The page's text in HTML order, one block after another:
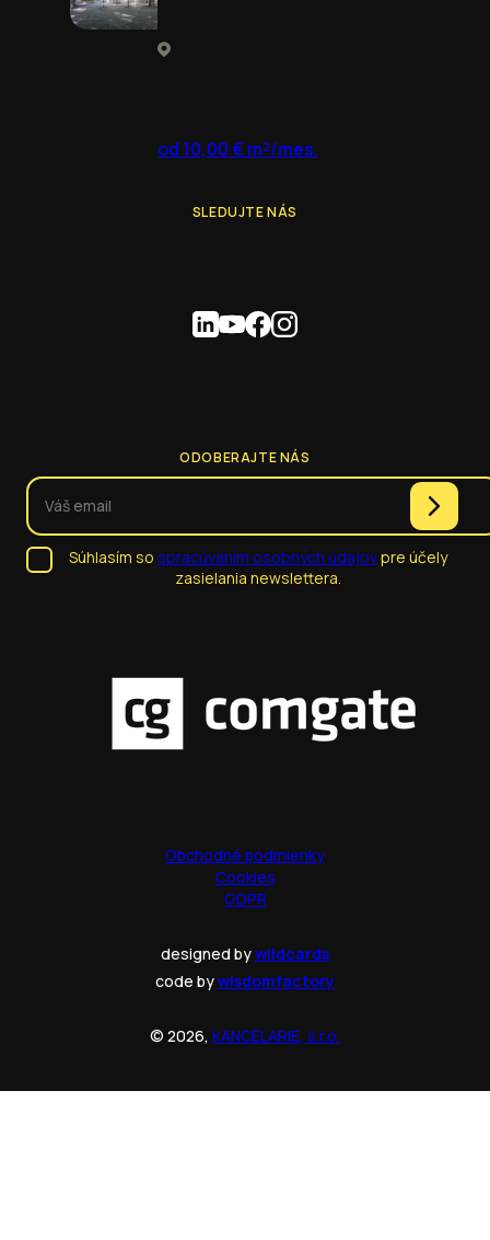
od 10,00 € m²/mes.
SLEDUJTE NÁS
ODOBERAJTE NÁS
Súhlasím so spracúvaním osobných údajovpre účely
zasielania newslettera.
Obchodné podmienky
Cookies
GDPR
designed bywildcards
code bywisdomfactory
© 2026, KANCELARIE, s.r.o.